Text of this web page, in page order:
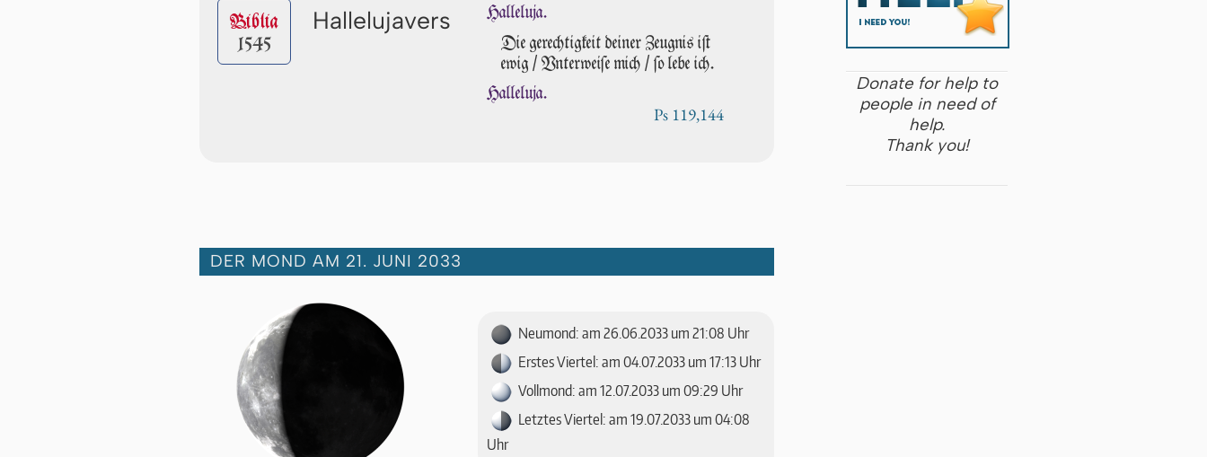
Biblia
1545
Hallelujavers
Halleluja.
Die gerechtigkeit deiner Zeugnis iſt
ewig / Vnterweiſe mich / ſo lebe ich.
Halleluja.
Ps 119,144
DER MOND AM 21. JUNI 2033
Neumond: am 26.06.2033 um 21:08 Uhr
Erstes Viertel: am 04.07.2033 um 17:13 Uhr
Vollmond: am 12.07.2033 um 09:29 Uhr
Letztes Viertel: am 19.07.2033 um 04:08
Uhr
Donate for help to
people in need of
help.
Thank you!